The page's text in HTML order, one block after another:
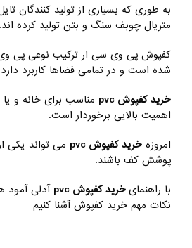
به طوری که بسیاری از تولید کنندگان
متریال چوبف سنگ و بتن تولید کرده اند.
کفپوش پی وی سی ار ترکیب نوعی پی
شده است و در تمامی فضاها کاربرد
خرید کفپوش pvc
مناسب برای خانه و
اهمیت بالایی برخوردار است.
امروزه خرید کفپوش pvc
می تواند یکی
پوشش کف باشند.
با راهنمایخرید کفپوش pvc
آدلی آمود
نکات مهم خرید کفپوش آشنا کنیم